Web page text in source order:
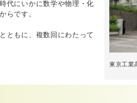
東京工
代にいかに数学や物理・化
らです。
ともに、複数回にわたって